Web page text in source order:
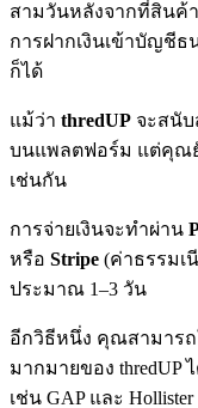
สามวันหลังจากที่สินค้
การฝากเงินเข้าบัญชี
ก็ได้
แม้ว่า thredUP จะสนั
บนแพลตฟอร์ม แต่คุณยั
เช่นกัน
การจ่ายเงินจะทำผ่าน
หรือ Stripe (ค่าธรรมเ
ประมาณ 1–3 วัน
อีกวิธีหนึ่ง คุณสามาร
มากมายของ thredUP
เช่น GAP และ